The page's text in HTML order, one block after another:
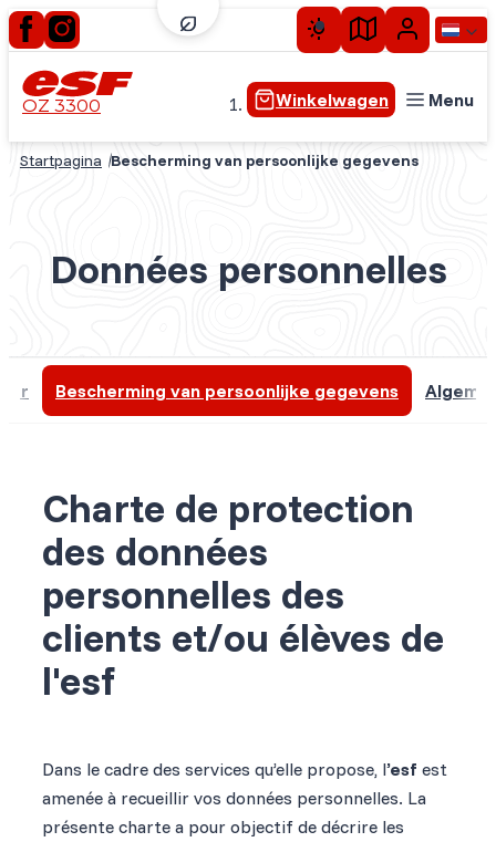
OZ 3300
Volwassenen
Extra ervaringen
Seizoensskiën
Winkelwagen Menu
Startpagina Bescherming van persoonlijke gegevens
Données personnelles
Bescherming van persoonlijke gegevens
Charte de protection
des données
personnelles des
clients et/ou élèves de
l'esf
Dans le cadre des services qu’elle propose, l’esf est
amenée à recueillir vos données personnelles. La
présente charte a pour objectif de décrire les